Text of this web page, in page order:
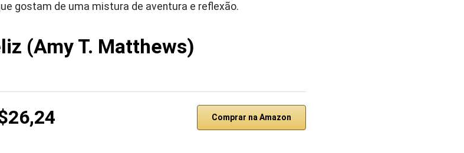
gostam de uma mistura de aventura e reflexão.
(Amy T. Matthews)
Comprar na Amazon